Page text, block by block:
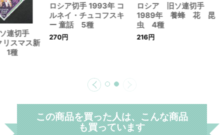
連切手
スマス新
1種
ロシア切手 1993年 コ
ルネイ・チュコフスキ
ー 童話 5種
270円
ロシア 旧ソ連切手
1989年 養蜂 花 昆
虫 4種
216円
この商品を買った人は、こんな商品
も買っています